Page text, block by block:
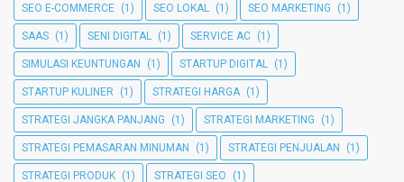
SEO E-COMMERCE (1) SEO LOKAL (1) SEO MARKETING (1)
SAAS (1) SENI DIGITAL (1) SERVICE AC (1)
SIMULASI KEUNTUNGAN (1) STARTUP DIGITAL (1)
STARTUP KULINER (1) STRATEGI HARGA (1)
STRATEGI JANGKA PANJANG (1) STRATEGI MARKETING (1)
STRATEGI PEMASARAN MINUMAN (1) STRATEGI PENJUALAN (1)
STRATEGI PRODUK (1) STRATEGI SEO (1)